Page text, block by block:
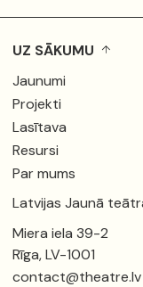
UZ SĀKUMU
Jaunumi
Projekti
Lasītava
Resursi
Par mums
Latvijas Jaunā
Miera iela 39-2
Rīga, LV-1001
contact@theatre.lv